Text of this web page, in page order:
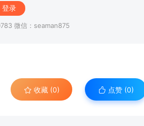
登录
微信：seaman875
收藏 (0) 点赞 (0)